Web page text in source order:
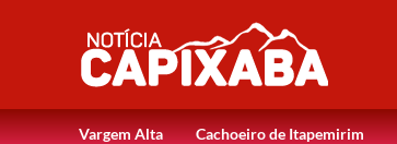
Vargem Alta Cachoeiro de Itapemirim